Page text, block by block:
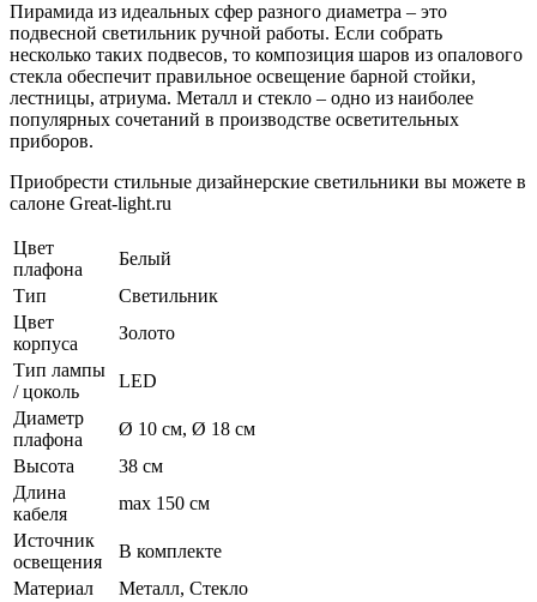
Пирамида из идеальных сфер разного диаметра – это
подвесной светильник ручной работы. Если собрать
несколько таких подвесов, то композиция шаров из опалового
стекла обеспечит правильное освещение барной стойки,
лестницы, атриума. Металл и стекло – одно из наиболее
популярных сочетаний в производстве осветительных
приборов.
Приобрести стильные дизайнерские светильники вы можете в
салоне Great-light.ru
Цвет
плафона
Белый
Тип
Светильник
Цвет
корпуса
Золото
Тип лампы
/ цоколь
LED
Диаметр
плафона
Ø 10 см, Ø 18 см
Высота
38 см
Длина
кабеля
max 150 см
Источник
освещения
В комплекте
Материал
Металл, Стекло